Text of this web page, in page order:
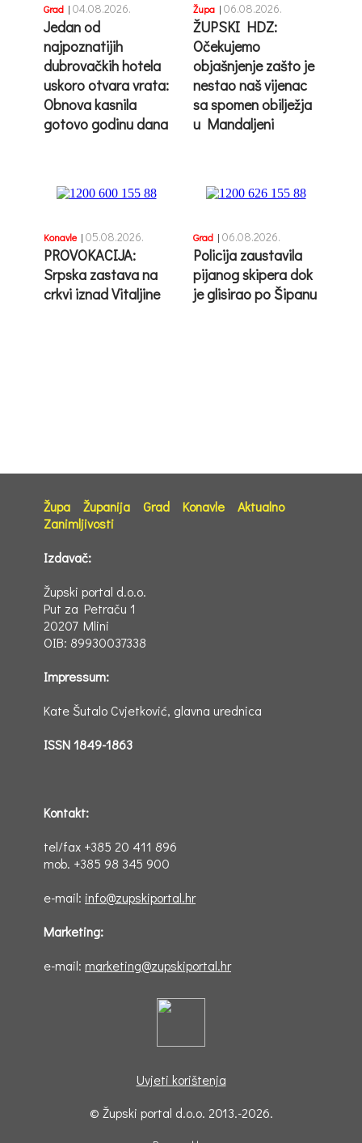
Grad | 04.08.2026.
Jedan od
najpoznatijih
dubrovačkih hotela
uskoro otvara vrata:
Obnova kasnila
gotovo godinu dana
Župa | 06.08.2026.
ŽUPSKI HDZ:
Očekujemo
objašnjenje zašto je
nestao naš vijenac
sa spomen obilježja
u Mandaljeni
Konavle | 05.08.2026.
PROVOKACIJA:
Srpska zastava na
crkvi iznad Vitaljine
Grad | 06.08.2026.
Policija zaustavila
pijanog skipera dok
je glisirao po Šipanu
Župa Županija Grad Konavle
Aktualno
Zanimljivosti
Izdavač:
Župski portal d.o.o.
Put za Petraču 1
20207 Mlini
OIB: 89930037338
Impressum:
Kate Šutalo Cvjetković, glavna urednica
ISSN 1849-1863
Kontakt:
tel/fax +385 20 411 896
mob. +385 98 345 900
e-mail: info@zupskiportal.hr
Marketing:
e-mail: marketing@zupskiportal.hr
Uvjeti korištenja
© Župski portal d.o.o. 2013.-2026.